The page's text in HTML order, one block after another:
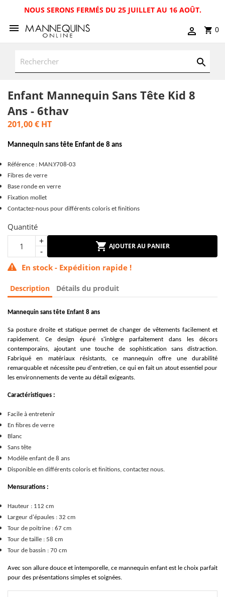
NOUS SERONS FERMÉS DU 25 JUILLET AU 16 AOÛT.
0
Enfant Mannequin Sans Tête Kid 8
Ans - 6thav
201,00 € HT
Mannequin sans tête Enfant de 8 ans
Référence : MAN.Y708-03
Fibres de verre
Base ronde en verre
Fixation mollet
Contactez-nous pour différents coloris et finitions
Quantité
AJOUTER AU PANIER
En stock - Expédition rapide !
Description Détails du produit
Mannequin sans tête Enfant 8 ans
Sa posture droite et statique permet de changer de vêtements facilement et
rapidement. Ce design épuré s'intègre parfaitement dans les décors
contemporains, ajoutant une touche de sophistication sans distraction.
Fabriqué en matériaux résistants, ce mannequin offre une durabilité
remarquable et nécessite peu d'entretien, ce qui en fait un atout essentiel pour
les environnements de vente au détail exigeants.
Caractéristiques :
Facile à entretenir
En fibres de verre
Blanc
Sans tête
Modèle enfant de 8 ans
Disponible en différents coloris et finitions, contactez nous.
Mensurations :
Hauteur : 112 cm
Largeur d'épaules : 32 cm
Tour de poitrine : 67 cm
Tour de taille : 58 cm
Tour de bassin : 70 cm
Avec son allure douce et intemporelle, ce mannequin enfant est le choix parfait
pour des présentations simples et soignées.